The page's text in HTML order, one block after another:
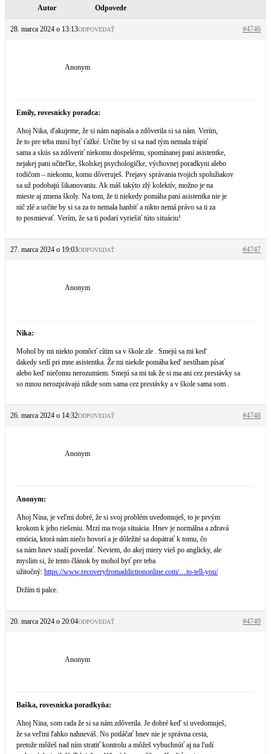
Autor Odpovede
28. marca 2024 o 13:13 #4746
ODPOVEDAŤ
Anonym
Emily, rovesnícky poradca:
Ahoj Nika, ďakujeme, že si nám napísala a zdôverila si sa nám. Verím,
že to pre teba musí byť ťažké. Určite by si sa nad tým nemala trápiť
sama a skús sa zdôveriť niekomu dospelému, spomínanej pani asistentke,
nejakej pani učiteľke, školskej psychologičke, výchovnej poradkyni alebo
rodičom – niekomu, komu dôveruješ. Prejavy správania tvojich spolužiakov
sa už podobajú šikanovaniu. Ak máš takýto zlý kolektív, možno je na
mieste aj zmena školy. Na tom, že ti niekedy pomáha pani asistentka nie je
nič zlé a určite by si sa za to nemala hanbiť a nikto nemá právo sa ti za
to posmievať. Verím, že sa ti podarí vyriešiť túto situáciu!
27. marca 2024 o 19:03 #4747
ODPOVEDAŤ
Anonym
Nika:
Mohol by mi niekto pomôcť cítim sa v škole zle . Smejú sa mi keď
dakedy sedí pri mne asistentka. Že mi niekde pomáha keď nestíham písať
alebo keď niečomu nerozumiem. Smejú sa mi tak že si ma ani cez prestávky sa
so mnou nerozprávajú nikde som sama cez prestávky a v škole sama som .
26. marca 2024 o 14:32 #4748
ODPOVEDAŤ
Anonym
Anonym:
Ahoj Nina, je veľmi dobré, že si svoj problém uvedomuješ, to je prvým
krokom k jeho riešeniu. Mrzí ma tvoja situácia. Hnev je normálna a zdravá
emócia, ktorá nám niečo hovorí a je dôležité sa dopátrať k tomu, čo
sa nám hnev snaží povedať. Neviem, do akej miery vieš po anglicky, ale
myslim si, že tento článok by mohol byť pre teba
užitočný: https://www.recoveryfromaddictiononline.com/…to-tell-you/
Držím ti palce.
20. marca 2024 o 20:04 #4749
ODPOVEDAŤ
Anonym
Baška, rovesnícka poradkyňa:
Ahoj Nina, som rada že si sa nám zdôverila. Je dobré keď si uvedomuješ,
že sa veľmi ľahko nahneváš. No potláčať hnev nie je správna cesta,
pretože môžeš nad ním stratiť kontrolu a môžeš vybuchnúť aj na ľudí